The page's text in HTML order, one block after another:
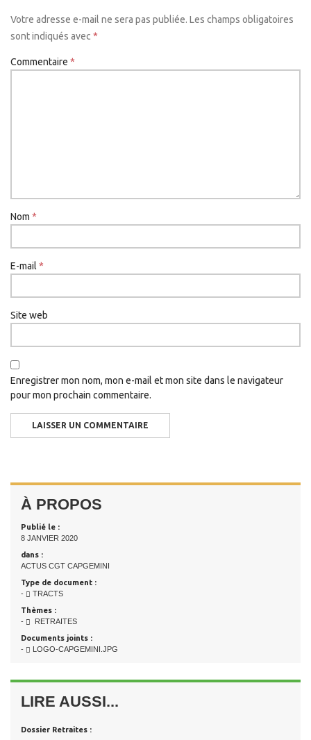
Votre adresse e-mail ne sera pas publiée. Les champs obligatoires
sont indiqués avec *
Commentaire *
Nom *
E-mail *
Site web
Enregistrer mon nom, mon e-mail et mon site dans le navigateur
pour mon prochain commentaire.
À PROPOS
Publié le :
8 JANVIER 2020
dans :
ACTUS CGT CAPGEMINI
Type de document :
-
TRACTS
Thèmes :
-
RETRAITES
Documents joints :
-
LOGO-CAPGEMINI.JPG
LIRE AUSSI...
Dossier Retraites :